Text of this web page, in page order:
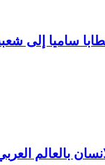
ساميا إلى
بالعالم